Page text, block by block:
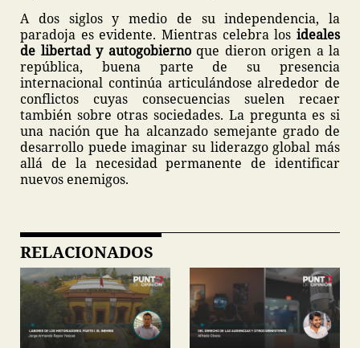
A dos siglos y medio de su independencia, la
paradoja es evidente. Mientras celebra los ideales
de libertad y autogobiernoque dieron origen a la
república, buena parte de su presencia
internacional continúa articulándose alrededor de
conflictos cuyas consecuencias suelen recaer
también sobre otras sociedades. La pregunta es si
una nación que ha alcanzado semejante grado de
desarrollo puede imaginar su liderazgo global más
allá de la necesidad permanente de identificar
nuevos enemigos.
RELACIONADOS